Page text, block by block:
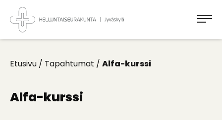
Takaisin
ylös
Jyväskylän
Helluntaiseurakunta
Koti
Etusivu / Tapahtumat / Alfa-kurssi
Alfa-kurssi